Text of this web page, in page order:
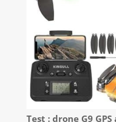
Test : drone G9